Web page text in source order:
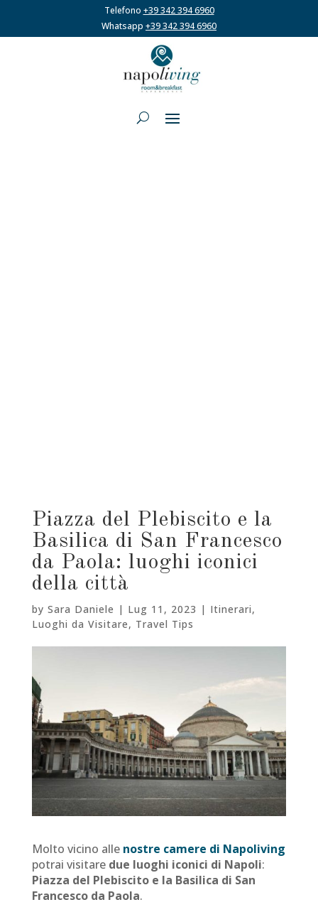
Telefono +39 342 394 6960
Whatsapp +39 342 394 6960
Piazza del Plebiscito e la
Basilica di San Francesco
da Paola: luoghi iconici
della città
by Sara Daniele | Lug 11, 2023 | Itinerari,
Luoghi da Visitare, Travel Tips
Molto vicino alle nostre camere di Napoliving
potrai visitare due luoghi iconici di Napoli:
Piazza del Plebiscito e la Basilica di San
Francesco da Paola.